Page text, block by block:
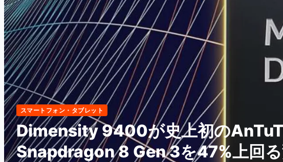
スマートフォン・タブレット
Dimensity 9400が史上初の
Snapdragon 8 Gen 3を47%上回